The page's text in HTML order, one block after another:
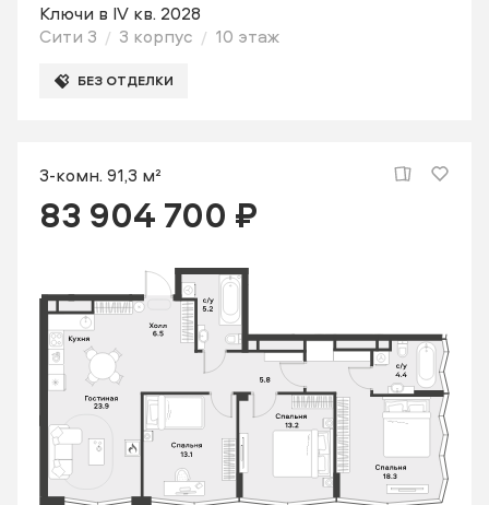
Ключи в IV кв. 2028
Сити 3
3 корпус 10 этаж
БЕЗ ОТДЕЛКИ
3-комн. 91,3 м²
83 904 700 ₽